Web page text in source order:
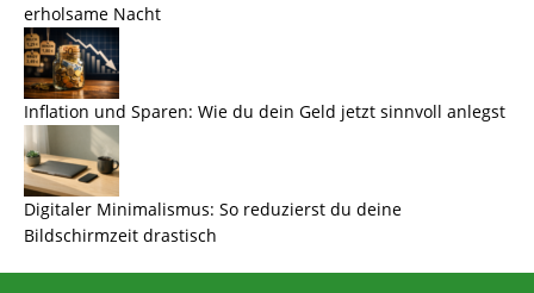
erholsame Nacht
Inflation und Sparen: Wie du dein Geld jetzt sinnvoll anlegst
Digitaler Minimalismus: So reduzierst du deine
Bildschirmzeit drastisch